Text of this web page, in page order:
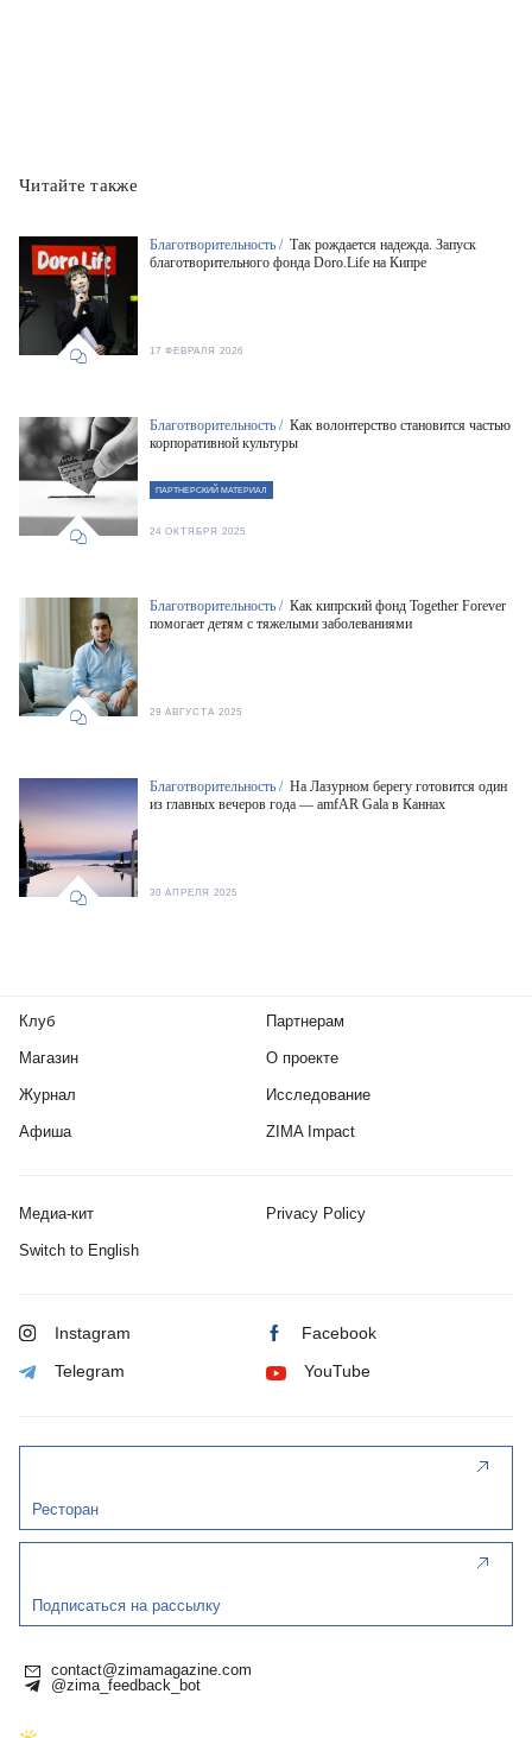
Читайте также
Благотворительность / Так рождается надежда. Запуск
благотворительного фонда Doro.Life на Кипре
17 ФЕВРАЛЯ 2026
Благотворительность / Как волонтерство становится частью
корпоративной культуры
ПАРТНЕРСКИЙ МАТЕРИАЛ
24 ОКТЯБРЯ 2025
Благотворительность / Как кипрский фонд Together Forever
помогает детям с тяжелыми заболеваниями
29 АВГУСТА 2025
Благотворительность / На Лазурном берегу готовится один
из главных вечеров года — amfAR Gala в Каннах
30 АПРЕЛЯ 2025
Клуб
Магазин
Журнал
Афиша
Партнерам
О проекте
Исследование
ZIMA Impact
Медиа-кит Privacy Policy
Switch to English
Instagram Facebook
Telegram YouTube
Ресторан
Подписаться на рассылку
contact@zimamagazine.com
@zima_feedback_bot